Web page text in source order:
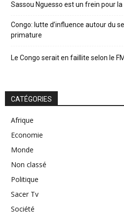
Sassou Nguesso est un frein pour
Congo: lutte d’influence autour du
primature
Le Congo serait en faillite selon le FMI
CATÉGORIES
Afrique
Economie
Monde
Non classé
Politique
Sacer Tv
Société